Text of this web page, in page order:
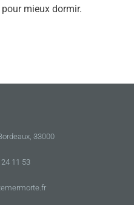
mieux dormir.
33000
11 53